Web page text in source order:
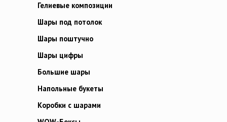
Гелиевые композиции
Шары под потолок
Шары поштучно
Шары цифры
Большие шары
Напольные букеты
Коробки с шарами